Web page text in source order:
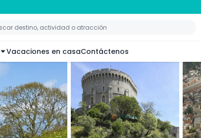
Vacaciones en casaContáctenos